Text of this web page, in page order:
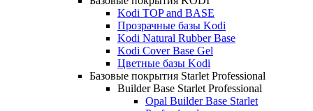
Kodi TOP and BASE
Прозрачные базы Kodi
Kodi Natural Rubber Base
Kodi Cover Base Gel
Цветные базы Kodi
Базовые покрытия Starlet Professional
Builder Base Starlet Professional
Opal Builder Base Starlet